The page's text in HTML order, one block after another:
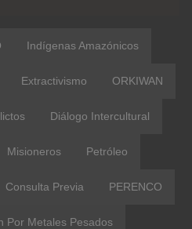
Indígenas Amazónicos
Extractivismo ORKIWAN
Diálogo Intercultural
Misioneros Petróleo
Consulta Previa PERENCO
Por Metales Pesados